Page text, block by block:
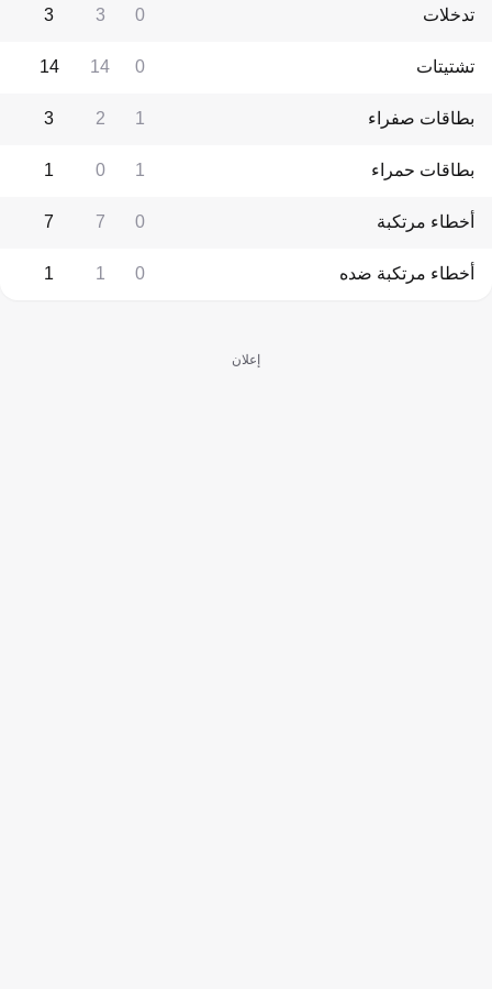
تدخلات 0
3
3
تشتيتات 0
14
14
بطاقات صفراء 1
2
3
بطاقات حمراء 1
0
1
أخطاء مرتكبة 0
7
7
أخطاء مرتكبة ضده 0
1
1
إعلان